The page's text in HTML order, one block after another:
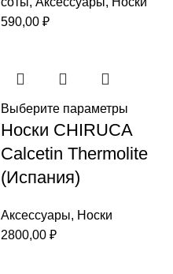
590,00 ₽
Выберите параметры
Носки CHIRUCA
Calcetin Thermolite
(Испания)
Аксессуары, Носки
2800,00 ₽